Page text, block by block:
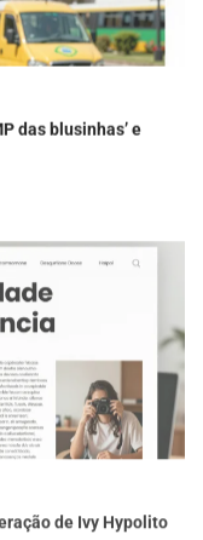
das blusinhas’ e
de Ivy Hypolito